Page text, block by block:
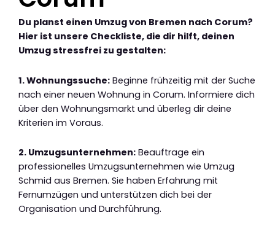
Du planst einen Umzug von Bremen nach Corum?
Hier ist unsere Checkliste, die dir hilft, deinen
Umzug stressfrei zu gestalten:
1. Wohnungssuche: Beginne frühzeitig mit der Suche
nach einer neuen Wohnung in Corum. Informiere dich
über den Wohnungsmarkt und überleg dir deine
Kriterien im Voraus.
2. Umzugsunternehmen: Beauftrage ein
professionelles Umzugsunternehmen wie Umzug
Schmid aus Bremen. Sie haben Erfahrung mit
Fernumzügen und unterstützen dich bei der
Organisation und Durchführung.